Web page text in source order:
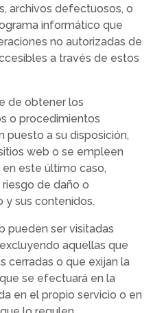
archivos defectuosos, o
informático que
no autorizadas de
a través de estos
de obtener los
o procedimientos
puesto a su disposición,
web o se empleen
este último caso,
de daño o
y sus contenidos.
pueden ser visitadas
aquellas que
cerradas o que exijan la
se efectuará en la
en el propio servicio o en